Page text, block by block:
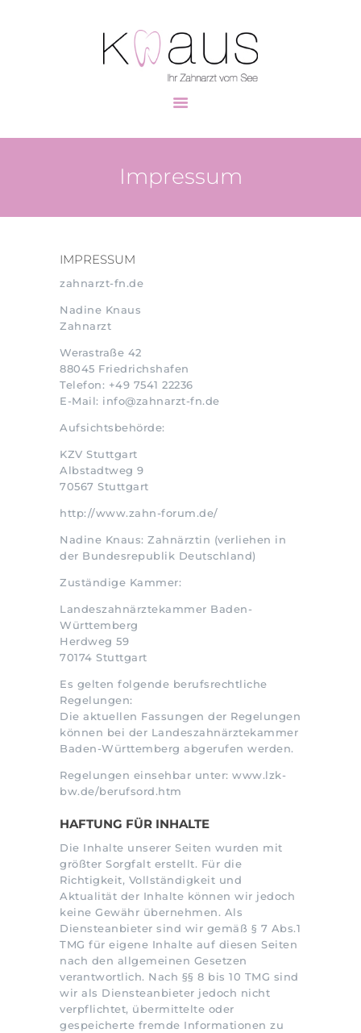
Impressum
ZAHNMEDIZIN
KONTAKT
IMPRESSUM
zahnarzt-fn.de
Nadine Knaus
Zahnarzt
Werastraße 42
88045 Friedrichshafen
Telefon: +49 7541 22236
E-Mail: info@zahnarzt-fn.de
Aufsichtsbehörde:
KZV Stuttgart
Albstadtweg 9
70567 Stuttgart
http://www.zahn-forum.de/
Nadine Knaus: Zahnärztin (verliehen in
der Bundesrepublik Deutschland)
Zuständige Kammer:
Landeszahnärztekammer Baden-
Württemberg
Herdweg 59
70174 Stuttgart
Es gelten folgende berufsrechtliche
Regelungen:
Die aktuellen Fassungen der Regelungen
können bei der Landeszahnärztekammer
Baden-Württemberg abgerufen werden.
Regelungen einsehbar unter: www.lzk-
bw.de/berufsord.htm
HAFTUNG FÜR INHALTE
Die Inhalte unserer Seiten wurden mit
größter Sorgfalt erstellt. Für die
Richtigkeit, Vollständigkeit und
Aktualität der Inhalte können wir jedoch
keine Gewähr übernehmen. Als
Diensteanbieter sind wir gemäß § 7 Abs.1
TMG für eigene Inhalte auf diesen Seiten
nach den allgemeinen Gesetzen
verantwortlich. Nach §§ 8 bis 10 TMG sind
wir als Diensteanbieter jedoch nicht
verpflichtet, übermittelte oder
gespeicherte fremde Informationen zu